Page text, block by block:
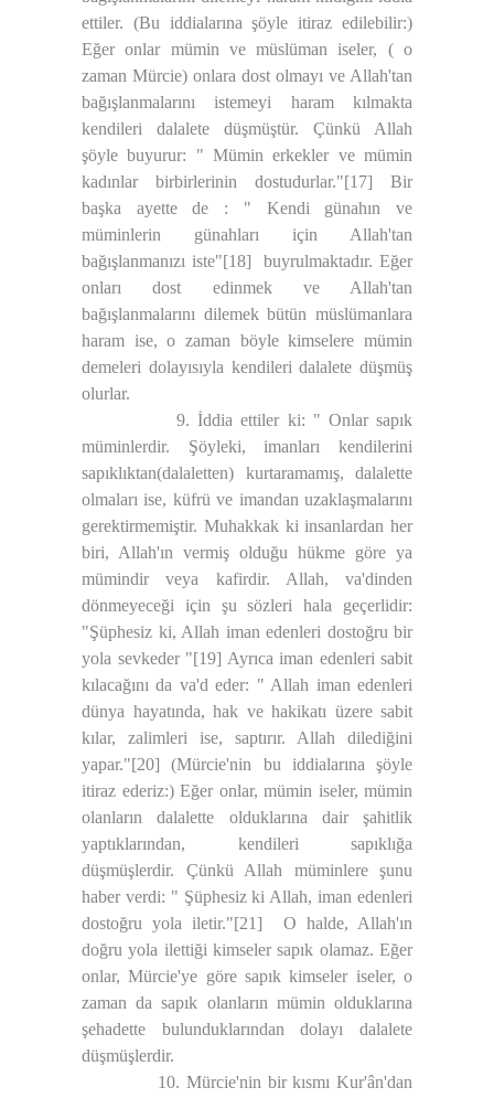
ettiler. (Bu iddialarına şöyle itiraz edilebilir:)
Eğer onlar mümin ve müslüman iseler, ( o
zaman Mürcie) onlara dost olmayı ve Allah'tan
bağışlanmalarını istemeyi haram kılmakta
kendileri dalalete düşmüştür. Çünkü Allah
şöyle buyurur: " Mümin erkekler ve mümin
kadınlar birbirlerinin dostudurlar."[17] Bir
başka ayette de : " Kendi günahın ve
müminlerin günahları için Allah'tan
bağışlanmanızı iste"[18]
buyrulmaktadır. Eğer
onları dost edinmek ve Allah'tan
bağışlanmalarını dilemek bütün müslümanlara
haram ise, o zaman böyle kimselere mümin
demeleri dolayısıyla kendileri dalalete düşmüş
olurlar.
9. İddia ettiler ki: " Onlar sapık
müminlerdir. Şöyleki, imanları kendilerini
sapıklıktan(dalaletten) kurtaramamış, dalalette
olmaları ise, küfrü ve imandan uzaklaşmalarını
gerektirmemiştir. Muhakkak ki insanlardan her
biri, Allah'ın vermiş olduğu hükme göre ya
mümindir veya kafirdir. Allah, va'dinden
dönmeyeceği için şu sözleri hala geçerlidir:
"Şüphesiz ki, Allah iman edenleri dostoğru bir
yola sevkeder "[19] Ayrıca iman edenleri sabit
kılacağını da va'd eder: " Allah iman edenleri
dünya hayatında, hak ve hakikatı üzere sabit
kılar, zalimleri ise, saptırır. Allah dilediğini
yapar."[20] (Mürcie'nin bu iddialarına şöyle
itiraz ederiz:) Eğer onlar, mümin iseler, mümin
olanların dalalette olduklarına dair şahitlik
yaptıklarından, kendileri sapıklığa
düşmüşlerdir. Çünkü Allah müminlere şunu
haber verdi: " Şüphesiz ki Allah, iman edenleri
dostoğru yola iletir."[21]
O halde, Allah'ın
doğru yola ilettiği kimseler sapık olamaz. Eğer
onlar, Mürcie'ye göre sapık kimseler iseler, o
zaman da sapık olanların mümin olduklarına
şehadette bulunduklarından dolayı dalalete
düşmüşlerdir.
10. Mürcie'nin bir kısmı Kur'ân'dan